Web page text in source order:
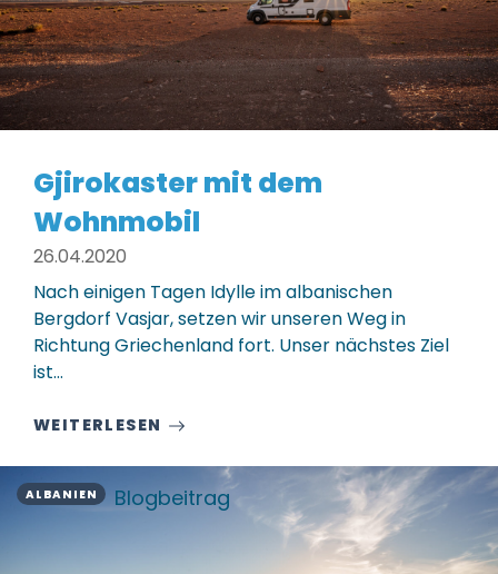
Gjirokaster mit dem
Wohnmobil
26.04.2020
Nach einigen Tagen Idylle im albanischen
Bergdorf Vasjar, setzen wir unseren Weg in
Richtung Griechenland fort. Unser nächstes Ziel
ist…
WEITERLESEN
ALBANIEN Blogbeitrag